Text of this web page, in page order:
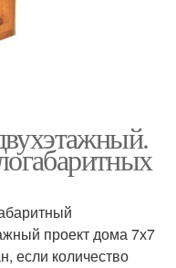
проект дома 7х7
если количество